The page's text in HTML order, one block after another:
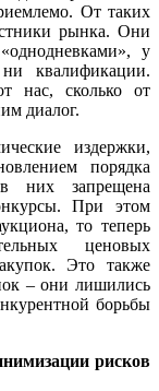
От таких
рынка. Они
у
квалификации.
нас, сколько от
диалог.
издержки,
порядка
в них запрещена
При этом
то теперь
ценовых
Это также
– они лишились
борьбы
рисков